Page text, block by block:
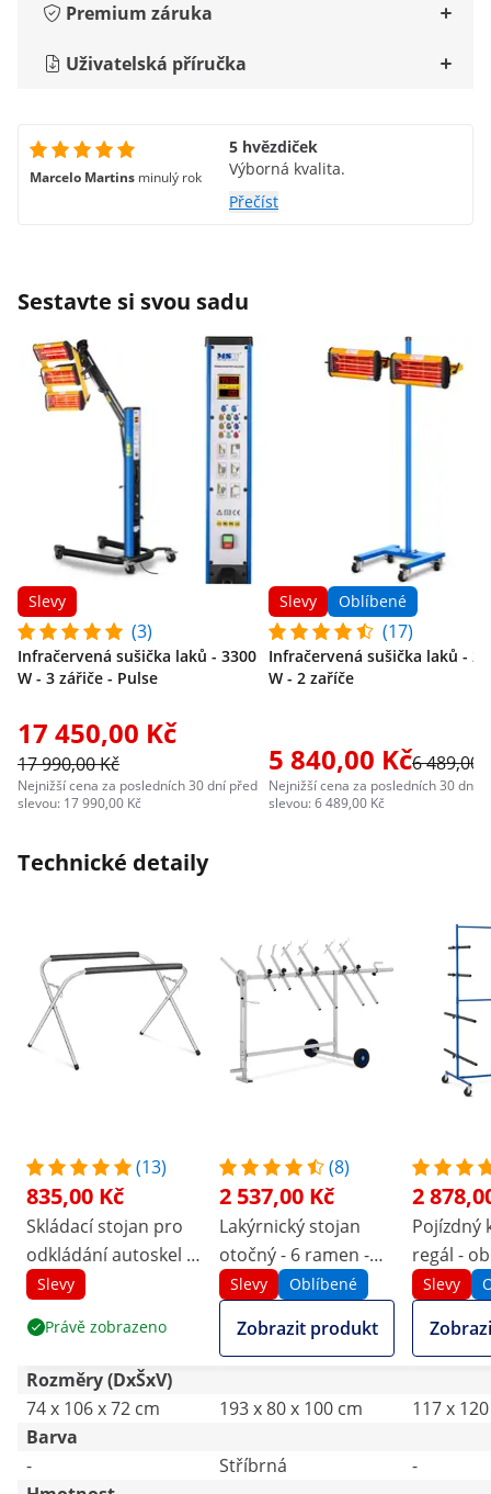
Premium záruka
Uživatelská příručka
Marcelo Martins minulý rok
5 hvězdiček
Výborná kvalita.
Přečíst
Sestavte si svou sadu
Slevy
(3)
Infračervená sušička laků - 3300
W - 3 zářiče - Pulse
17 450,00 Kč
17 990,00 Kč
Nejnižší cena za posledních 30 dní před
slevou: 17 990,00 Kč
Slevy Oblíbené
(17)
Infračervená sušička laků -
W - 2 zaříče
5 840,00 Kč6 489,00
Nejnižší cena za posledních 30 dní
slevou: 6 489,00 Kč
Technické detaily
(13)
835,00 Kč
Skládací stojan pro
odkládání autoskel -
220 kg
Slevy
Právě zobrazeno
(8)
2 537,00 Kč
Lakýrnický stojan
otočný - 6 ramen -
360° - 90 kg
Slevy Oblíbené
Zobrazit produkt
2
Pojízdný
regál -
6
Slevy
Rozměry (DxŠxV)
74 x 106 x 72 cm
193 x 80 x 100 cm
117 x
Barva
-
Stříbrná
-